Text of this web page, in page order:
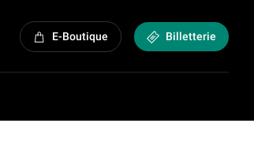
E-Boutique Billetterie